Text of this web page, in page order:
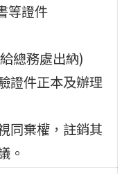
等證件
總務處出納)
證件正本及辦理
同棄權，註銷其
。